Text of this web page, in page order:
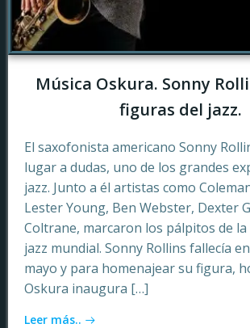
Música Oskura. Sonny
figuras del jazz.
El saxofonista americano Sonny
lugar a dudas, uno de los grandes
jazz. Junto a él artistas como
Lester Young, Ben Webster, Dexter
Coltrane, marcaron los pálpitos de
jazz mundial. Sonny Rollins fallecía
mayo y para homenajear su figura,
Oskura inaugura […]
Leer más..